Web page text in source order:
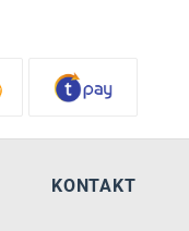
KONTAKT